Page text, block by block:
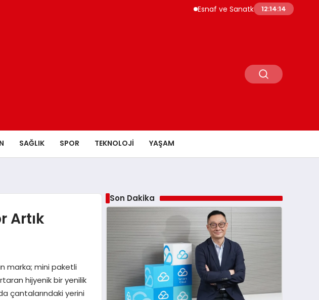
Esnaf ve Sanatkar Kredilerinde Limitler
12:14:15
SAĞLIK SPOR TEKNOLOJI YAŞAM
Artık
marka; mini paketli
hijyenik bir yenilik
çantalarındaki yerini
Son Dakika